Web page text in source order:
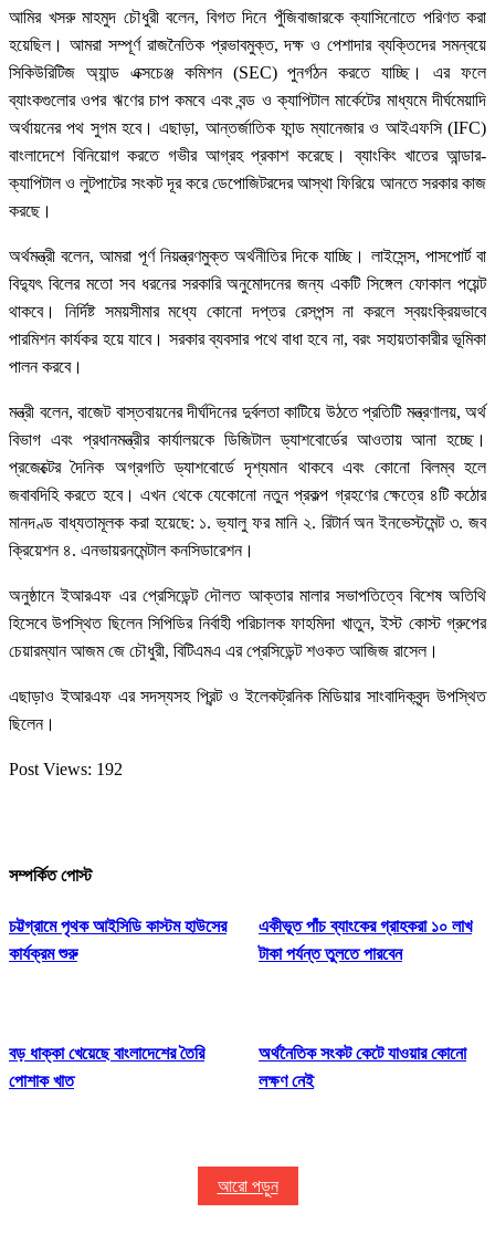
আমির খসরু মাহমুদ চৌধুরী বলেন, বিগত দিনে পুঁজিবাজারকে ক্যাসিনোতে পরিণত করা
হয়েছিল। আমরা সম্পূর্ণ রাজনৈতিক প্রভাবমুক্ত, দক্ষ ও পেশাদার ব্যক্তিদের সমন্বয়ে
সিকিউরিটিজ অ্যান্ড এক্সচেঞ্জ কমিশন (SEC) পুনর্গঠন করতে যাচ্ছি। এর ফলে
ব্যাংকগুলোর ওপর ঋণের চাপ কমবে এবং বন্ড ও ক্যাপিটাল মার্কেটের মাধ্যমে দীর্ঘমেয়াদি
অর্থায়নের পথ সুগম হবে। এছাড়া, আন্তর্জাতিক ফান্ড ম্যানেজার ও আইএফসি (IFC)
বাংলাদেশে বিনিয়োগ করতে গভীর আগ্রহ প্রকাশ করেছে। ব্যাংকিং খাতের আন্ডার-
ক্যাপিটাল ও লুটপাটের সংকট দূর করে ডেপোজিটরদের আস্থা ফিরিয়ে আনতে সরকার কাজ
করছে।
অর্থমন্ত্রী বলেন, আমরা পূর্ণ নিয়ন্ত্রণমুক্ত অর্থনীতির দিকে যাচ্ছি। লাইসেন্স, পাসপোর্ট বা
বিদ্যুৎ বিলের মতো সব ধরনের সরকারি অনুমোদনের জন্য একটি সিঙ্গেল ফোকাল পয়েন্ট
থাকবে। নির্দিষ্ট সময়সীমার মধ্যে কোনো দপ্তর রেসপন্স না করলে স্বয়ংক্রিয়ভাবে
পারমিশন কার্যকর হয়ে যাবে। সরকার ব্যবসার পথে বাধা হবে না, বরং সহায়তাকারীর ভূমিকা
পালন করবে।
মন্ত্রী বলেন, বাজেট বাস্তবায়নের দীর্ঘদিনের দুর্বলতা কাটিয়ে উঠতে প্রতিটি মন্ত্রণালয়, অর্থ
বিভাগ এবং প্রধানমন্ত্রীর কার্যালয়কে ডিজিটাল ড্যাশবোর্ডের আওতায় আনা হচ্ছে।
প্রজেক্টের দৈনিক অগ্রগতি ড্যাশবোর্ডে দৃশ্যমান থাকবে এবং কোনো বিলম্ব হলে
জবাবদিহি করতে হবে। এখন থেকে যেকোনো নতুন প্রকল্প গ্রহণের ক্ষেত্রে ৪টি কঠোর
মানদণ্ড বাধ্যতামূলক করা হয়েছে: ১. ভ্যালু ফর মানি ২. রিটার্ন অন ইনভেস্টমেন্ট ৩. জব
ক্রিয়েশন ৪. এনভায়রনমেন্টাল কনসিডারেশন।
অনুষ্ঠানে ইআরএফ এর প্রেসিডেন্ট দৌলত আক্তার মালার সভাপতিত্বে বিশেষ অতিথি
হিসেবে উপস্থিত ছিলেন সিপিডির নির্বাহী পরিচালক ফাহমিদা খাতুন, ইস্ট কোস্ট গ্রুপের
চেয়ারম্যান আজম জে চৌধুরী, বিটিএমএ এর প্রেসিডেন্ট শওকত আজিজ রাসেল।
এছাড়াও ইআরএফ এর সদস্যসহ প্রিন্ট ও ইলেকট্রনিক মিডিয়ার সাংবাদিকবৃন্দ উপস্থিত
ছিলেন।
Post Views: 192
সম্পর্কিত পোস্ট
চট্টগ্রামে পৃথক আইসিডি কাস্টম হাউসের
কার্যক্রম শুরু
একীভূত পাঁচ ব্যাংকের গ্রাহকরা ১০ লাখ
টাকা পর্যন্ত তুলতে পারবেন
বড় ধাক্কা খেয়েছে বাংলাদেশের তৈরি
পোশাক খাত
অর্থনৈতিক সংকট কেটে যাওয়ার কোনো
লক্ষণ নেই
আরো পড়ুন